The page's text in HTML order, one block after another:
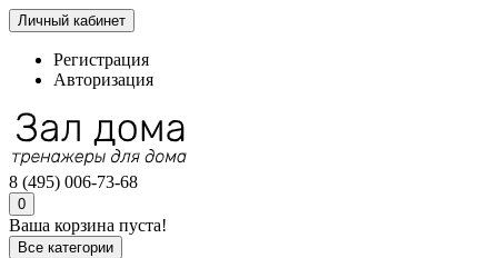
Личный кабинет
Регистрация
Авторизация
8 (495) 006-73-68
0
Ваша корзина пуста!
Все категории